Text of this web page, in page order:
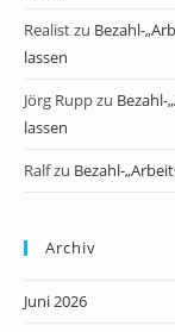
Realistzu Bezahl-
lassen
Jörg Ruppzu
lassen
Ralfzu Bezahl-
Archiv
Juni 2026